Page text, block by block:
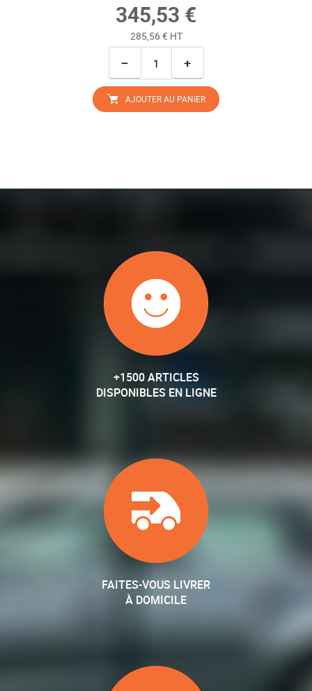
345,53 €
285,56 € HT
− +
AJOUTER AU PANIER
+1500 ARTICLES
DISPONIBLES EN LIGNE
FAITES-VOUS LIVRER
À DOMICILE